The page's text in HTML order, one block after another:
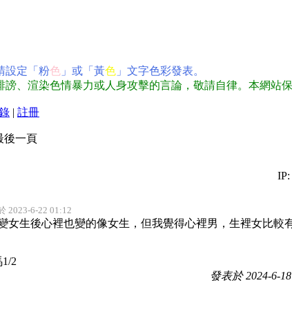
設定「粉色 」或「黃色 」文字色彩發表。
、渲染色情暴力或人身攻擊的言論，敬請自律。本網站保
| 註冊
後一頁
IP:
2023-6-22 01:12
女生後心裡也變的像女生，但我覺得心裡男，生裡女比較
2
發表於 2024-6-